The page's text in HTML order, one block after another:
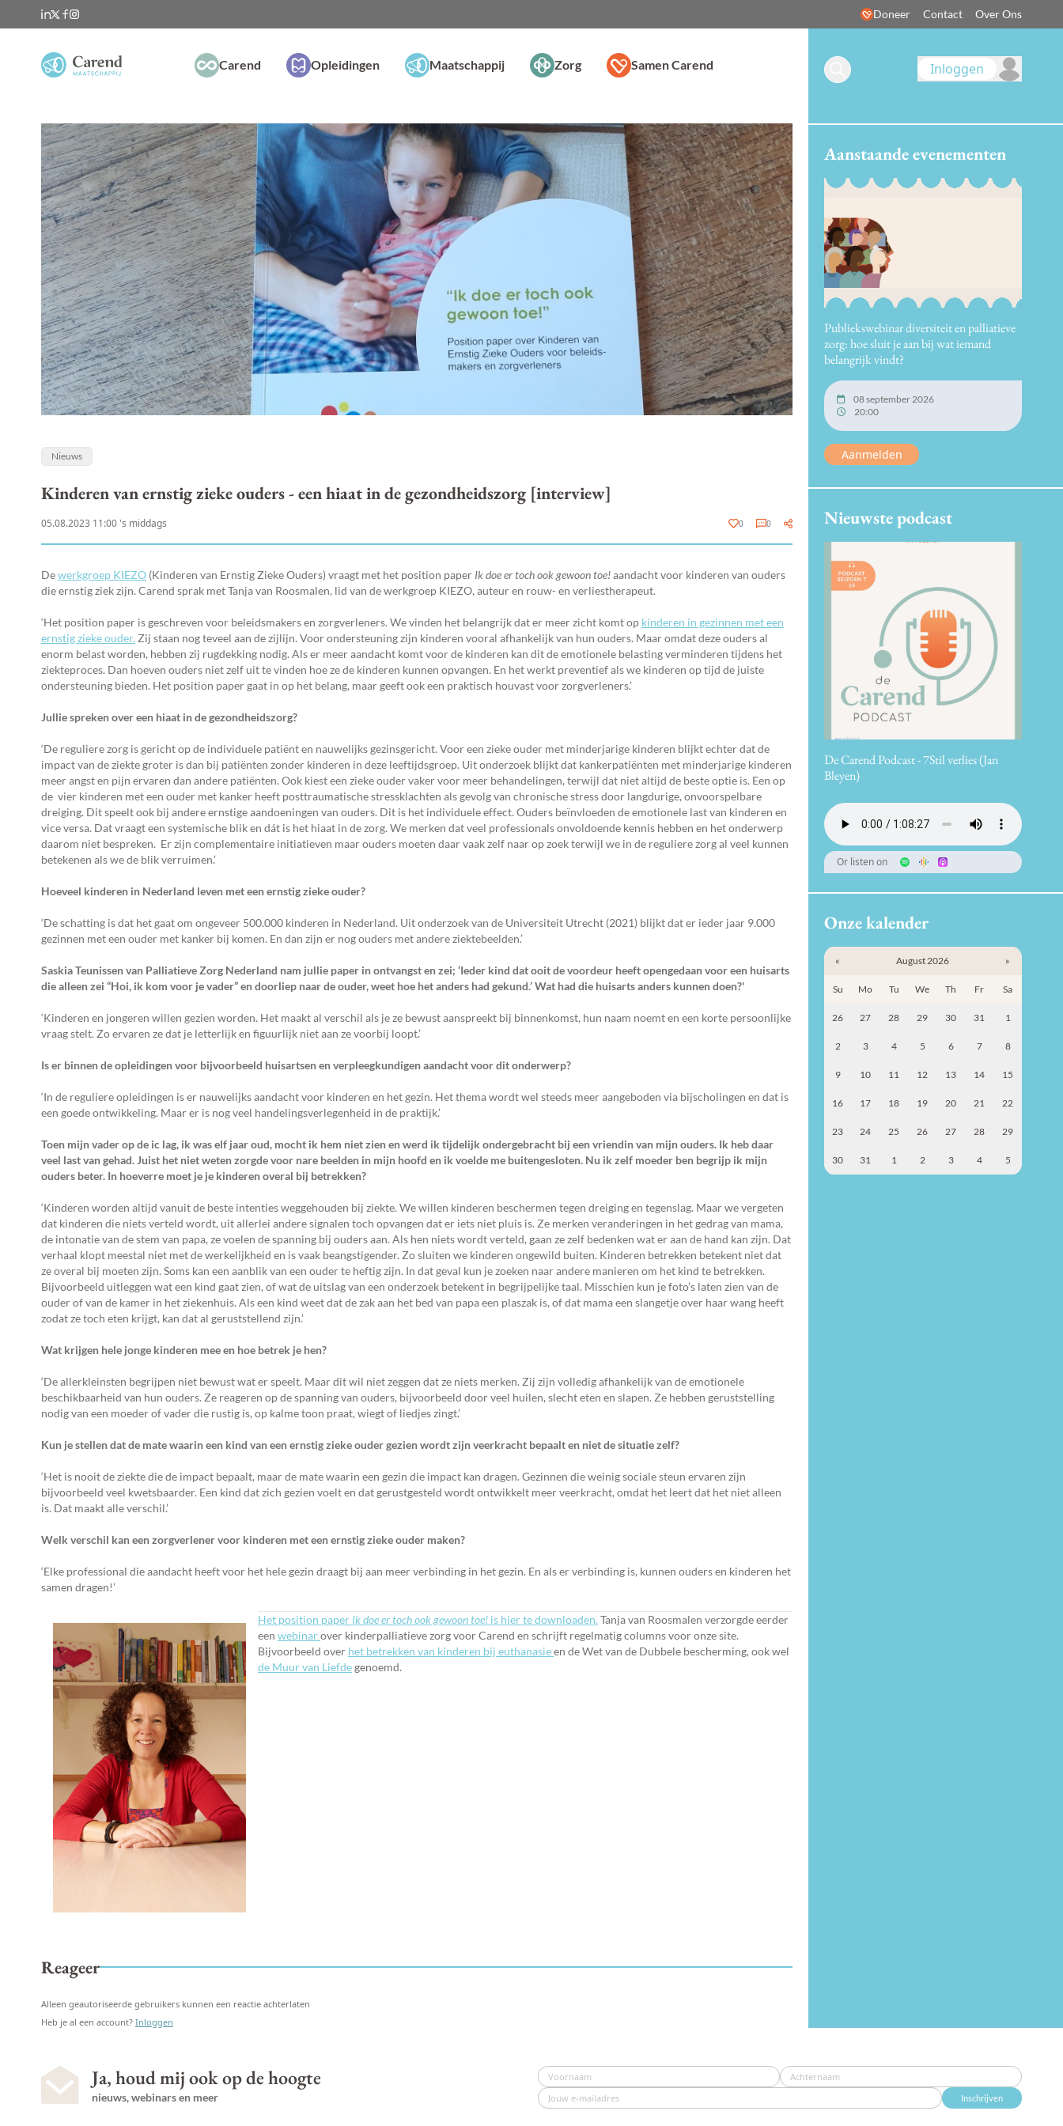
Doneer Contact Over Ons
Carend Opleidingen Maatschappij Zorg Samen Carend
Nieuws
Kinderen van ernstig zieke ouders - een hiaat in de gezondheidszorg [interview]
05.08.2023 11:00 's middags 0 0
Dewerkgroep KIEZO (Kinderen van Ernstig Zieke Ouders) vraagt met het position paper Ik doe ertoch ook gewoon toe!aandacht voor kinderen van ouders
die ernstig ziek zijn. Carend sprak met Tanja van Roosmalen, lid van de werkgroep KIEZO, auteur en rouw- en verliestherapeut.
‘Het position paper is geschreven voor beleidsmakers en zorgverleners. We vinden het belangrijk dat er meer zicht komt op kinderen in gezinnen met een
ernstig zieke ouder. Zij staan nog teveel aan de zijlijn. Voor ondersteuning zijn kinderen vooral afhankelijk van hun ouders. Maar omdat deze ouders al
enorm belast worden, hebben zij rugdekking nodig. Als er meer aandacht komt voor de kinderen kan dit de emotionele belasting verminderen tijdens het
ziekteproces. Dan hoeven ouders niet zelf uit te vinden hoe ze de kinderen kunnen opvangen. En het werkt preventief als we kinderen op tijd de juiste
ondersteuning bieden. Het position paper gaat in op het belang, maar geeft ook een praktisch houvast voor zorgverleners.’
Jullie spreken over een hiaat in de gezondheidszorg?
‘De reguliere zorg is gericht op de individuele patiënt en nauwelijks gezinsgericht. Voor een zieke ouder met minderjarige kinderen blijkt echter dat de
impact van de ziekte groter is dan bij patiënten zonder kinderen in deze leeftijdsgroep. Uit onderzoek blijkt dat kankerpatiënten met minderjarige kinderen
meer angst en pijn ervaren dan andere patiënten. Ook kiest een zieke ouder vaker voor meer behandelingen, terwijl dat niet altijd de beste optie is. Een op
de vier kinderen met een ouder met kanker heeft posttraumatische stressklachten als gevolg van chronische stress door langdurige, onvoorspelbare
dreiging. Dit speelt ook bij andere ernstige aandoeningen van ouders. Dit is het individuele effect. Ouders beïnvloeden de emotionele last van kinderen en
vice versa. Dat vraagt een systemische blik en dát is het hiaat in de zorg. We merken dat veel professionals onvoldoende kennis hebben en het onderwerp
daarom niet bespreken. Er zijn complementaire initiatieven maar ouders moeten daar vaak zelf naar op zoek terwijl we in de reguliere zorg al veel kunnen
betekenen als we de blik verruimen.’
Hoeveel kinderen in Nederland leven met een ernstig zieke ouder?
‘De schatting is dat het gaat om ongeveer 500.000 kinderen in Nederland. Uit onderzoek van de Universiteit Utrecht (2021) blijkt dat er ieder jaar 9.000
gezinnen met een ouder met kanker bij komen. En dan zijn er nog ouders met andere ziektebeelden.’
Saskia Teunissen van Palliatieve Zorg Nederland nam jullie paper in ontvangst en zei; ‘Ieder kind dat ooit de voordeur heeft opengedaan voor een huisarts
die alleen zei “Hoi, ik kom voor je vader” en doorliep naar de ouder, weet hoe het anders had gekund.’Wat had die huisarts anders kunnen doen?'
‘Kinderen en jongeren willen gezien worden. Het maakt al verschil als je ze bewust aanspreekt bij binnenkomst, hun naam noemt en een korte persoonlijke
vraag stelt. Zo ervaren ze dat je letterlijk en figuurlijk niet aan ze voorbij loopt.’
Is er binnen de opleidingen voor bijvoorbeeld huisartsen en verpleegkundigen aandacht voor dit onderwerp?
‘In de reguliere opleidingen is er nauwelijks aandacht voor kinderen en het gezin. Het thema wordt wel steeds meer aangeboden via bijscholingen en dat is
een goede ontwikkeling. Maar er is nog veel handelingsverlegenheid in de praktijk.’
Toen mijn vader op de ic lag, ik was elf jaar oud, mocht ik hem niet zien en werd ik tijdelijk ondergebracht bij een vriendin van mijn ouders. Ik heb daar
veel last van gehad. Juist het niet weten zorgde voor nare beelden in mijn hoofd en ik voelde me buitengesloten. Nu ik zelf moeder ben begrijp ik mijn
ouders beter. In hoeverre moet je je kinderen overal bij betrekken?
‘Kinderen worden altijd vanuit de beste intenties weggehouden bij ziekte. We willen kinderen beschermen tegen dreiging en tegenslag. Maar we vergeten
dat kinderen die niets verteld wordt, uit allerlei andere signalen toch opvangen dat er iets niet pluis is. Ze merken veranderingen in het gedrag van mama,
de intonatie van de stem van papa, ze voelen de spanning bij ouders aan. Als hen niets wordt verteld, gaan ze zelf bedenken wat er aan de hand kan zijn. Dat
verhaal klopt meestal niet met de werkelijkheid en is vaak beangstigender. Zo sluiten we kinderen ongewild buiten. Kinderen betrekken betekent niet dat
ze overal bij moeten zijn. Soms kan een aanblik van een ouder te heftig zijn. In dat geval kun je zoeken naar andere manieren om het kind te betrekken.
Bijvoorbeeld uitleggen wat een kind gaat zien, of wat de uitslag van een onderzoek betekent in begrijpelijke taal. Misschien kun je foto’s laten zien van de
ouder of van de kamer in het ziekenhuis. Als een kind weet dat de zak aan het bed van papa een plaszak is, of dat mama een slangetje over haar wang heeft
zodat ze toch eten krijgt, kan dat al geruststellend zijn.’
Wat krijgen hele jonge kinderen mee en hoe betrek je hen?
‘De allerkleinsten begrijpen niet bewust wat er speelt. Maar dit wil niet zeggen dat ze niets merken. Zij zijn volledig afhankelijk van de emotionele
beschikbaarheid van hun ouders. Ze reageren op de spanning van ouders, bijvoorbeeld door veel huilen, slecht eten en slapen. Ze hebben geruststelling
nodig van een moeder of vader die rustig is, op kalme toon praat, wiegt of liedjes zingt.’
Kun je stellen dat de mate waarin een kind van een ernstig zieke ouder gezien wordt zijn veerkracht bepaalt en niet de situatie zelf?
‘Het is nooit de ziekte die de impact bepaalt, maar de mate waarin een gezin die impact kan dragen. Gezinnen die weinig sociale steun ervaren zijn
bijvoorbeeld veel kwetsbaarder. Een kind dat zich gezien voelt en dat gerustgesteld wordt ontwikkelt meer veerkracht, omdat het leert dat het niet alleen
is. Dat maakt alle verschil.’
Welk verschil kan een zorgverlener voor kinderen met een ernstig zieke ouder maken?
‘Elke professional die aandacht heeft voor het hele gezin draagt bij aan meer verbinding in het gezin. En als er verbinding is, kunnen ouders en kinderen het
samen dragen!’
Het position paper Ik doe ertoch ook gewoon toe! is hier te downloaden. Tanja van Roosmalen verzorgde eerder
een webinarover kinderpalliatieve zorg voor Carend en schrijft regelmatig columns voor onze site.
Bijvoorbeeld over het betrekken van kinderen bij euthanasieen de Wet van de Dubbele bescherming, ook wel
de Muur van Liefdegenoemd.
Reageer
Alleen geautoriseerde gebruikers kunnen een reactie achterlaten
Heb je al een account? Inloggen
Inloggen
Aanstaande evenementen
Publiekswebinar diversiteit en palliatieve
zorg: hoe sluit je aan bij wat iemand
belangrijk vindt?
08 september 2026
20:00
Aanmelden
Nieuwste podcast
De Carend Podcast - 7Stil verlies (Jan
Bleyen)
Or listen on
Onze kalender
« August 2026 »
Su Mo Tu We Th Fr Sa
26 27 28 29 30 31 1
2 3 4 5 6 7 8
9 10 11 12 13 14 15
16 17 18 19 20 21 22
23 24 25 26 27 28 29
30 31 1 2 3 4 5
Ja, houd mij ook op de hoogte
nieuws, webinars en meer Inschrijven